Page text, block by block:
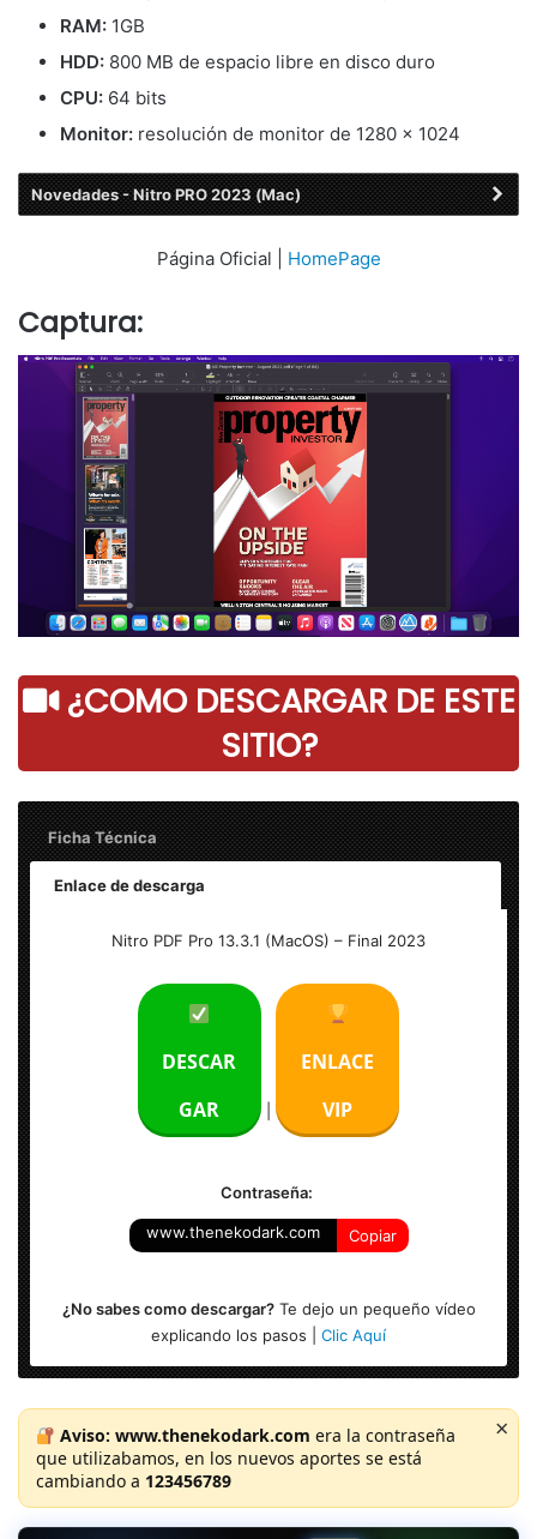
RAM: 1GB
HDD: 800 MB de espacio libre en disco duro
CPU: 64 bits
Monitor: resolución de monitor de 1280 × 1024
Novedades - Nitro PRO 2023 (Mac)
Página Oficial | HomePage
Captura:
¿COMO DESCARGAR DE ESTE
SITIO?
Ficha Técnica
Enlace de descarga
Tamaño: 270 MB
Nitro PDF Pro 13.3.1 (MacOS) – Final 2023
DESCAR
GAR
ENLACE
VIP
Contraseña:
www.thenekodark.com Copiar
¿No sabes como descargar?Te dejo un pequeño vídeo
explicando los pasos | Clic Aquí
Aviso: www.thenekodark.com era la contraseña
que utilizabamos, en los nuevos aportes se está
cambiando a 123456789
×